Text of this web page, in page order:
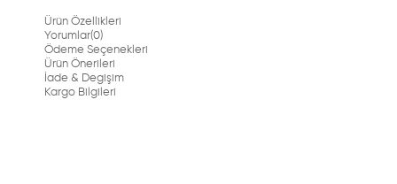
Ürün Özellikleri
Yorumlar(0)
Ödeme Seçenekleri
Ürün Önerileri
İade & Degişim
Kargo Bilgileri